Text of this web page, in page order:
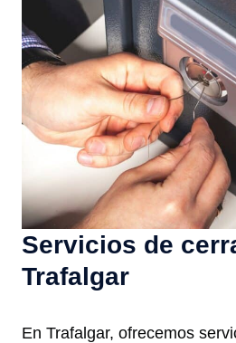
Servicios de
Trafalgar
En Trafalgar, ofrecemos